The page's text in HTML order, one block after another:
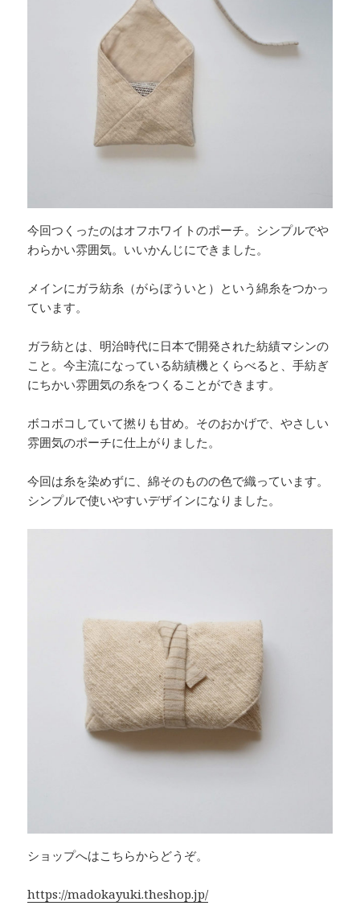
今回つくったのはオフホワイトのポーチ。シンプルでや
わらかい雰囲気。いいかんじにできました。
メインにガラ紡糸（がらぼういと）という綿糸をつかっ
ています。
ガラ紡とは、明治時代に日本で開発された紡績マシンの
こと。今主流になっている紡績機とくらべると、手紡ぎ
にちかい雰囲気の糸をつくることができます。
ボコボコしていて撚りも甘め。そのおかげで、やさしい
雰囲気のポーチに仕上がりました。
今回は糸を染めずに、綿そのものの色で織っています。
シンプルで使いやすいデザインになりました。
ショップへはこちらからどうぞ。
https://madokayuki.theshop.jp/